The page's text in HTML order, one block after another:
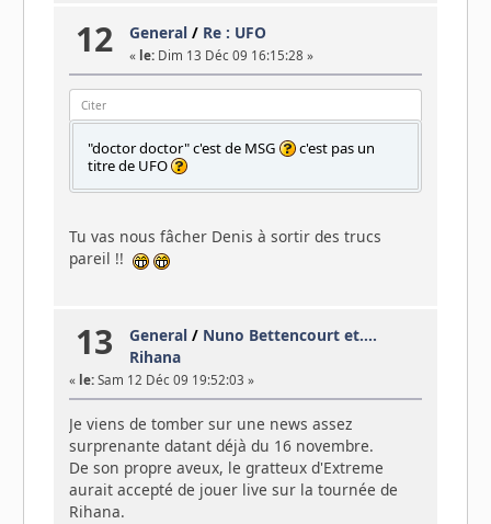
12 General / Re : UFO
« le: Dim 13 Déc 09 16:15:28 »
Citer
"doctor doctor" c'est de MSG
c'est pas un
titre de UFO
Tu vas nous fâcher Denis à sortir des trucs
pareil !!
13 General / Nuno Bettencourt et....
Rihana
« le:Sam 12 Déc 09 19:52:03 »
Je viens de tomber sur une news assez
surprenante datant déjà du 16 novembre.
De son propre aveux, le gratteux d'Extreme
aurait accepté de jouer live sur la tournée de
Rihana.